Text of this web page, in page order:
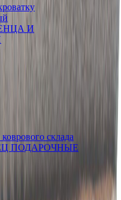
И
склада
ПОДАРОЧНЫЕ